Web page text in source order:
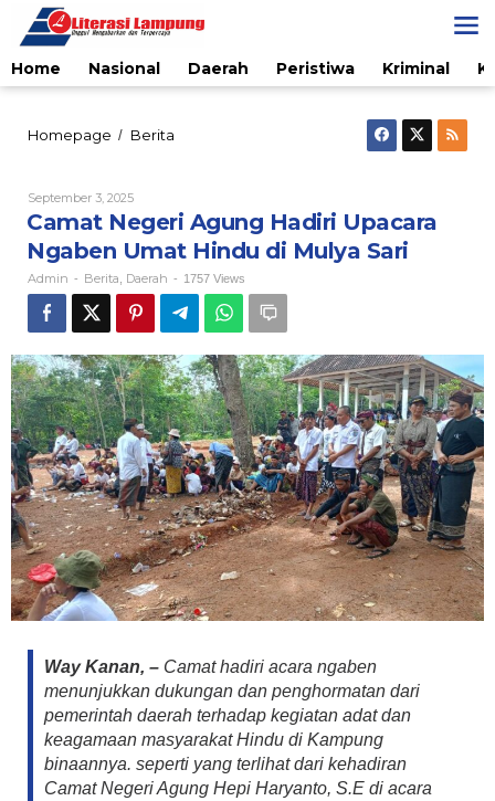
content
Home
Nasional Daerah Peristiwa Kriminal
Homepage / Berita
Upacara
Ngaben
Umat
Hindu
di
Mulya
Sari
September 3, 2025By
Camat Negeri Agung Hadiri Upacara
Ngaben Umat Hindu di Mulya Sari
Admin - Berita Daerah - 1757 Views
Way Kanan, – Camat hadiri acara ngaben
menunjukkan dukungan dan penghormatan dari
pemerintah daerah terhadap kegiatan adat dan
keagamaan masyarakat Hindu di Kampung
binaannya. seperti yang terlihat dari kehadiran
Camat Negeri Agung Hepi Haryanto, S.E di acara